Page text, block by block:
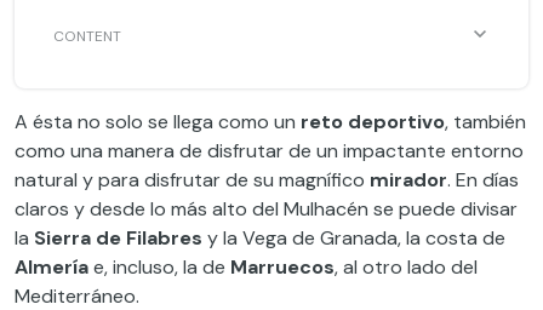
A ésta no solo se llega como un reto deportivo, también
como una manera de disfrutar de un impactante entorno
natural y para disfrutar de su magnífico mirador. En días
claros y desde lo más alto del Mulhacén se puede divisar
la Sierra de Filabres y la Vega de Granada, la costa de
Almeríae, incluso, la de Marruecos, al otro lado del
Mediterráneo.